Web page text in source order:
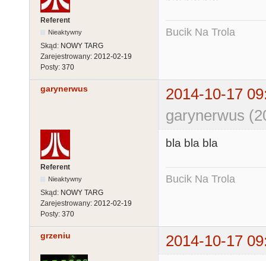
Referent
Nieaktywny
Skąd: NOWY TARG
Zarejestrowany: 2012-02-19
Posty: 370
Bucik Na Trola
garynerwus
2014-10-17
garynerwus
Referent
Nieaktywny
Skąd: NOWY TARG
Zarejestrowany: 2012-02-19
Posty: 370
bla bla bla
Bucik Na Trola
grzeniu 2014-10-17